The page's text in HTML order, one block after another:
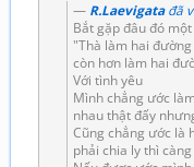
R.Laevigatađã
Bắt gặp đâu đó
"Thà làm hai
còn hơn làm hai
Với tình yêu
Mình chẳng ước
nhau thật đấy
Cũng chẳng ước là
phải chia ly thì